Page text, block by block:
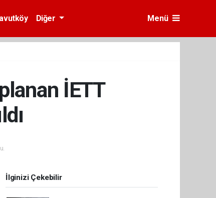
Diğer Menü
İETT
İlginizi Çekebilir